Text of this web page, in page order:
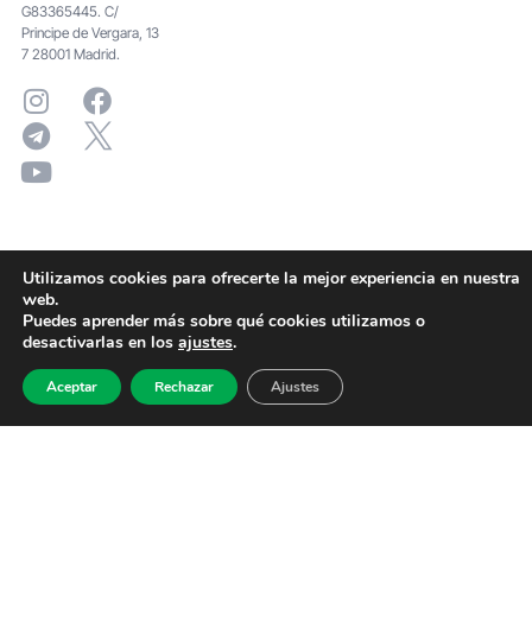
G83365445. C/
Principe de Vergara, 13
7 28001 Madrid.
Utilizamos cookies para ofrecerte la mejor experiencia en nuestra
web.
Puedes aprender más sobre qué cookies utilizamos o
desactivarlas en los ajustes.
Aceptar Rechazar Ajustes